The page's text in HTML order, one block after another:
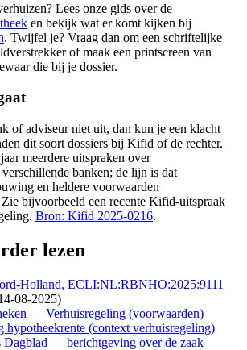
Lees onze gids over de
en bekijk wat er komt kijken bij
. Twijfel je? Vraag dan om een schriftelijke
of maak een printscreen van
die bij je dossier.
of adviseur niet uit, dan kun je een klacht
dit soort dossiers bij Kifid of de rechter.
meerdere uitspraken over
banken; de lijn is dat
en heldere voorwaarden
bijvoorbeeld een recente Kifid-uitspraak
Bron: Kifid 2025-0216.
lezen
Holland, ECLI:NL:RBNHO:2025:9111
08-2025)
— Verhuisregeling (voorwaarden)
(context verhuisregeling)
Dagblad — berichtgeving over de zaak